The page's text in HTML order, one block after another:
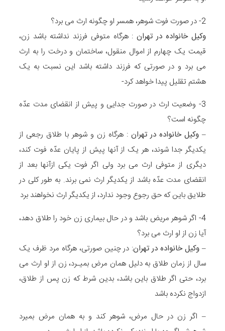
2- در صورت فوت شوهر، همسر او چگونه ارث می برد؟
وکیل خانواده در تهران: هرگاه متوفی فرزند نداشته باشد زن،
قیمت یک چهارم از اموال منقول، ساختمان و درخت را به ارث
می برد و در صورتی که فرزند داشته باشد این نسبت به یک
هشتم تقلیل پیدا خواهد کرد-
3- وضعیت ارث در صورت جدایی و پیش از انقضای مدت عدّه
چگونه است؟
–وکیل خانواده در تهران : هرگاه زن و شوهر با طلاق رجعی از
یکدیگر جدا شوند، هر یک از آنها پیش از پایان عدّه فوت کند،
دیگری از متوفی ارث می برد ولی اگر فوت یکی ازآنها بعد از
انقضای مدت عدّه باشد از یکدیگر ارث نمی برند. به طور کلی در
طلایق باین که حق رجوع وجود ندارد، از یکدیگر ارث نخواهند برد
4- اگر شوهر مریض باشد و در حال بیماری زن خود را طلاق دهد،
آیا زن از او ارث می برد؟
–وکیل خانواده در تهران: در چنین صورتی، هرگاه مرد ظرف یک
سال از زمان طلاق به دلیل همان مرض بمیـرد، زن از او ارث می
برد، حتی اگر طلاق باین باشد، بدین شرط که زن پس از طلاق،
ازدواج نکرده باشد
– اگر زن در حال مرض، شوهر کند و به همان مرض بمیرد